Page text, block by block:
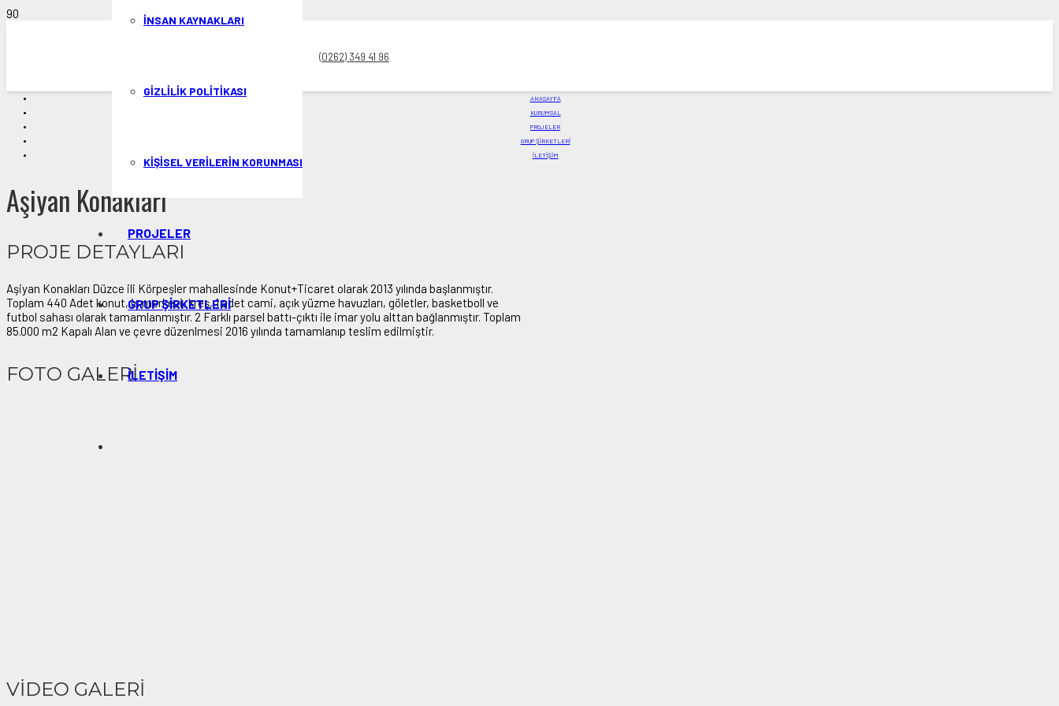
İNSAN KAYNAKLARI
GIZLILIK POLITIKASI
KIŞISEL VERILERIN KORUNMASI
PROJELER
GRUP ŞİRKETLERİ
İLETIŞIM
(0262) 349 41 96
ANASAYFA
KURUMSAL
PROJELER
GRUP ŞİRKETLERİ
İLETIŞIM
Aşiyan Konakları
PROJE DETAYLARI
Aşiyan Konakları Düzce ili Körpeşler mahallesinde Konut+Ticaret olarak 2013 yılında başlanmıştır.
Toplam 440 Adet konut, iş merkezi, kreş, 1 adet cami, açık yüzme havuzları, göletler, basketboll ve
futbol sahası olarak tamamlanmıştır. 2 Farklı parsel battı-çıktı ile imar yolu alttan bağlanmıştır. Toplam
85.000 m2 Kapalı Alan ve çevre düzenlmesi 2016 yılında tamamlanıp teslim edilmiştir.
FOTO GALERİ
VİDEO GALERİ